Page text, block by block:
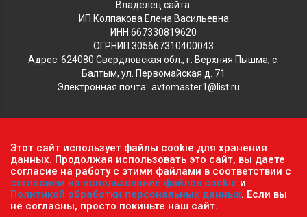
Владелец сайта:
ИП Колпакова Елена Васильевна
ИНН 667330819620
ОГРНИП 305667310400043
Адрес: 624080 Свердловская обл., г. Верхняя Пышма, с.
Балтым, ул. Первомайская д. 71
Электронная почта: avtomaster1@list.ru
Обратите внимание, что данный сайт носит исключительно
информационный характер и ни при каких условиях не
является публичной офертой, определяемой положениями ч.2
ст. 437 Гражданского кодекса РФ.Политика
конфиденциальности персональных данных.
Пользовательское соглашение.
Этот сайт использует файлы cookie для хранения
данных. Продолжая использовать это сайт, вы даете
согласие на работу с этими файлами в соответствии с
согласием на использование файлов cookie и
Политикой обработки персональных данных. Если вы
не согласны, просто покиньте наш сайт.